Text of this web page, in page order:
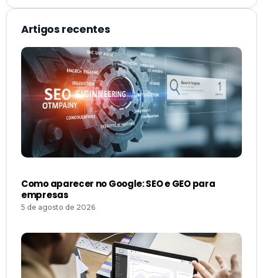
Artigos recentes
Como aparecer no Google: SEO e GEO para
empresas
5 de agosto de 2026